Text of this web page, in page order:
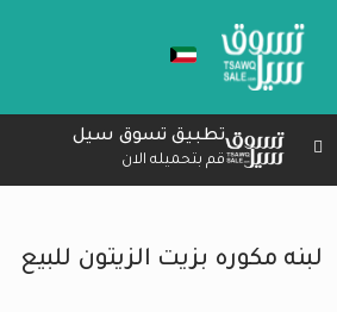
تطبيق تسوق سيل
قم بتحميله الان
لبنه مكوره بزيت الزيتون للبيع